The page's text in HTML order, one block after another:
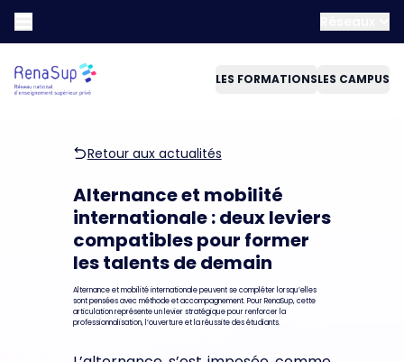
LES FORMATIONSLES CAMPUS
Retour aux actualités
Alternance et mobilité
internationale : deux leviers
compatibles pour former
les talents de demain
Alternance et mobilité internationale peuvent se compléter lorsqu’elles
sont pensées avec méthode et accompagnement. Pour RenaSup, cette
articulation représente un levier stratégique pour renforcer la
professionnalisation, l’ouverture et la réussite des étudiants.